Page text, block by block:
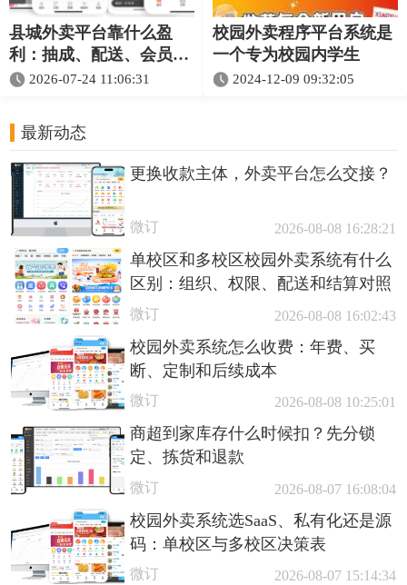
县城外卖平台靠什么盈
利：抽成、配送、会员和
推广收入怎么理解
2026-07-24 11:06:31
校园外卖程序平台系统是
一个专为校园内学生
2024-12-09 09:32:05
最新动态
更换收款主体，外卖平台怎么交接？
微订 2026-08-08 16:28:21
单校区和多校区校园外卖系统有什么
区别：组织、权限、配送和结算对照
微订 2026-08-08 16:02:43
校园外卖系统怎么收费：年费、买
断、定制和后续成本
微订 2026-08-08 10:25:01
商超到家库存什么时候扣？先分锁
定、拣货和退款
微订 2026-08-07 16:08:04
校园外卖系统选SaaS、私有化还是源
码：单校区与多校区决策表
微订 2026-08-07 15:14:34